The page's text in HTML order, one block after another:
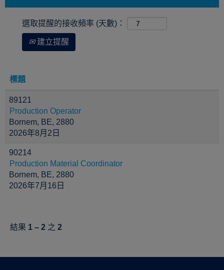
選取提醒的接收頻率 (天數)：
建立提醒
標題
89121
Production Operator
Bornem, BE, 2880
2026年8月2日
90214
Production Material Coordinator
Bornem, BE, 2880
2026年7月16日
結果 1 – 2 之 2